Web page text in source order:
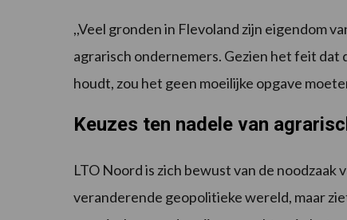
,,Veel gronden in Flevoland zijn eigendom
agrarisch ondernemers. Gezien het feit dat
houdt, zou het geen moeilijke opgave
Keuzes ten nadele van
LTO Noord is zich bewust van de
veranderende geopolitieke wereld, maar